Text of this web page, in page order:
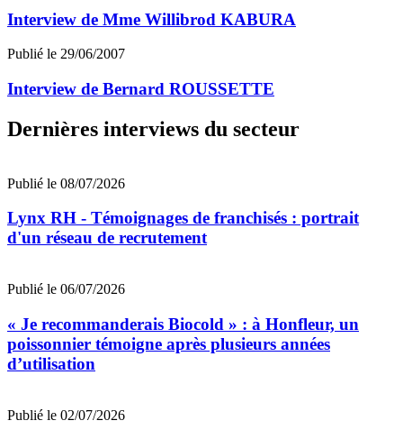
Interview de Mme Willibrod KABURA
Publié le 29/06/2007
Interview de Bernard ROUSSETTE
Dernières interviews du secteur
Publié le 08/07/2026
Lynx RH - Témoignages de franchisés : portrait
d'un réseau de recrutement
Publié le 06/07/2026
« Je recommanderais Biocold » : à Honfleur, un
poissonnier témoigne après plusieurs années
d’utilisation
Publié le 02/07/2026